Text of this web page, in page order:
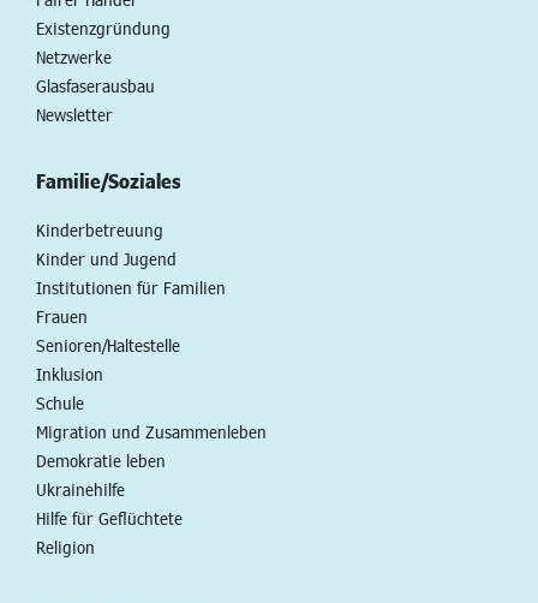
Existenzgründung
Netzwerke
Glasfaserausbau
Newsletter
Familie/Soziales
Kinderbetreuung
Kinder und Jugend
Institutionen für Familien
Frauen
Senioren/Haltestelle
Inklusion
Schule
Migration und Zusammenleben
Demokratie leben
Ukrainehilfe
Hilfe für Geflüchtete
Religion